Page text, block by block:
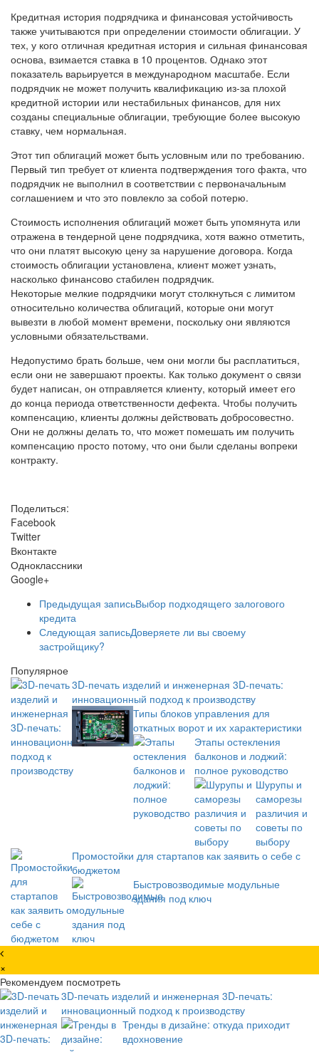
Кредитная история подрядчика и финансовая устойчивость
также учитываются при определении стоимости облигации. У
тех, у кого отличная кредитная история и сильная финансовая
основа, взимается ставка в 10 процентов. Однако этот
показатель варьируется в международном масштабе. Если
подрядчик не может получить квалификацию из-за плохой
кредитной истории или нестабильных финансов, для них
созданы специальные облигации, требующие более высокую
ставку, чем нормальная.
Этот тип облигаций может быть условным или по требованию.
Первый тип требует от клиента подтверждения того факта, что
подрядчик не выполнил в соответствии с первоначальным
соглашением и что это повлекло за собой потерю.
Стоимость исполнения облигаций может быть упомянута или
отражена в тендерной цене подрядчика, хотя важно отметить,
что они платят высокую цену за нарушение договора. Когда
стоимость облигации установлена, клиент может узнать,
насколько финансово стабилен подрядчик.
Некоторые мелкие подрядчики могут столкнуться с лимитом
относительно количества облигаций, которые они могут
вывезти в любой момент времени, поскольку они являются
условными обязательствами.
Недопустимо брать больше, чем они могли бы расплатиться,
если они не завершают проекты. Как только документ о связи
будет написан, он отправляется клиенту, который имеет его
до конца периода ответственности дефекта. Чтобы получить
компенсацию, клиенты должны действовать добросовестно.
Они не должны делать то, что может помешать им получить
компенсацию просто потому, что они были сделаны вопреки
контракту.
Поделиться:
Facebook
Twitter
Вконтакте
Одноклассники
Google+
Предыдущая записьВыбор подходящего залогового
кредита
Следующая записьДоверяете ли вы своему
застройщику?
Популярное
3D-печать изделий и инженерная 3D-печать:
инновационный подход к производству
Типы блоков управления для
откатных ворот и их характеристики
Этапы остекления
балконов и лоджий:
полное руководство
Шурупы и
саморезы
различия и
советы по
выбору
Промостойки для стартапов как заявить о себе с
бюджетом
Быстровозводимые модульные
здания под ключ
×
Рекомендуем посмотреть
3D-печать изделий и инженерная 3D-печать:
инновационный подход к производству
Тренды в дизайне: откуда приходит
вдохновение